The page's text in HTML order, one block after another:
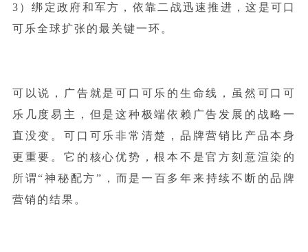
3）绑定政府和军方，依靠二战迅速推进，这是可口
可乐全球扩张的最关键一环。
可以说，广告就是可口可乐的生命线，虽然可口可
乐几度易主，但是这种极端依赖广告发展的战略一
直没变。可口可乐非常清楚，品牌营销比产品本身
更重要。它的核心优势，根本不是官方刻意渲染的
所谓“神秘配方”，而是一百多年来持续不断的品牌
营销的结果。